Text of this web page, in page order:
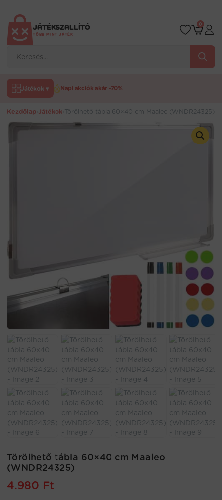
tartalomraJÁTÉKSZALLÍTÓ
TÖBB MINT JÁTÉK
search
0
Játékok ▾ Napi akciók akár -70%
Kezdőlap Játékok Törölhető tábla 60×40 cm Maaleo (WNDR24325)
Törölhető tábla 60×40 cm Maaleo
(WNDR24325)
4.980 Ft